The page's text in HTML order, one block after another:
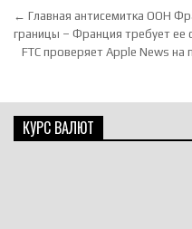
Навигация
← Главная антисемитка ООН
границы – Франция требует ее
FTC проверяет Apple News
КУРС ВАЛЮТ